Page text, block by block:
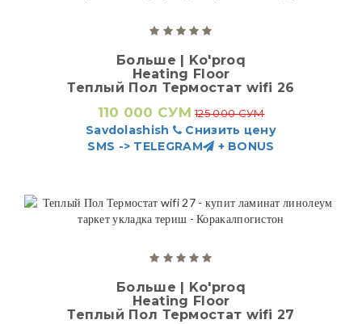
Больше | Ko'proq
Heating Floor
Теплый Пол Термостат wifi 26
110 000 СУМ 125 000 СУМ
Savdolashish
Снизить цену
SMS -> TELEGRAM
+ BONUS
Больше | Ko'proq
Heating Floor
Теплый Пол Термостат wifi 27